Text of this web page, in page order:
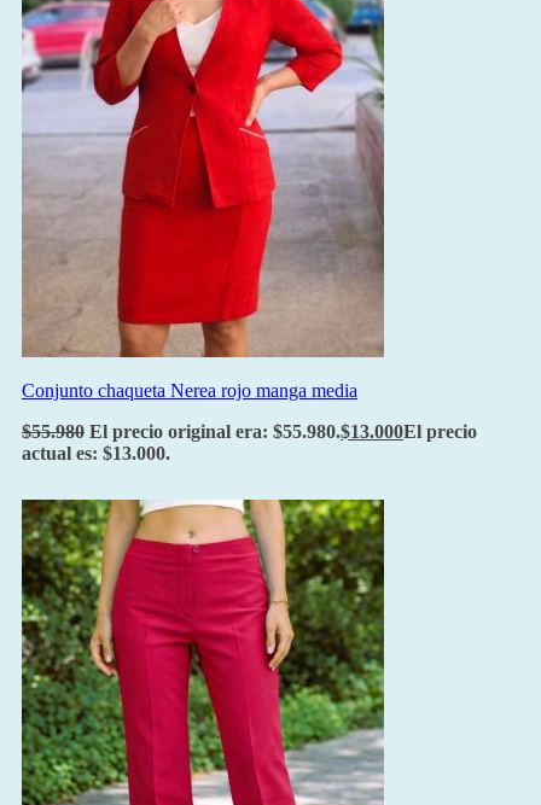
Conjunto chaqueta Nerea rojo manga media
$55.980 El precio original era: $55.980.$13.000El precio
actual es: $13.000.